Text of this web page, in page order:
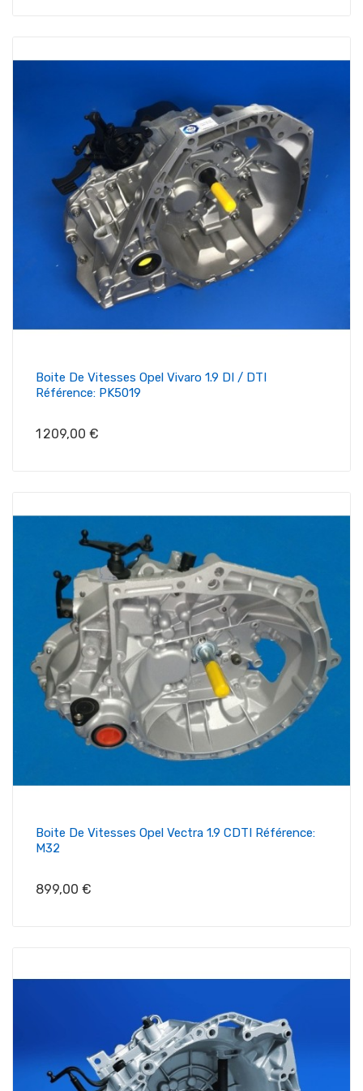
Boite De Vitesses Opel Vivaro 1.9 DI / DTI
Référence: PK5019
Prix
1 209,00 €
Boite De Vitesses Opel Vectra 1.9 CDTI Référence:
M32
Prix
899,00 €